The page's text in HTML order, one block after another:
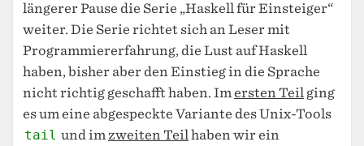
längerer Pause die Serie „Haskell für Einsteiger“
weiter. Die Serie richtet sich an Leser mit
Programmiererfahrung, die Lust auf Haskell
haben, bisher aber den Einstieg in die Sprache
nicht richtig geschafft haben. Im ersten Teil ging
es um eine abgespeckte Variante des Unix-Tools
tail und imzweiten Teilhaben wir ein